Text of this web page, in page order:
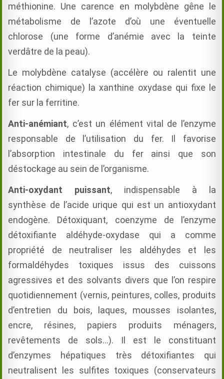
méthionine. Une carence en molybdène gêne le
métabolisme de l’azote d’où une éventuelle
chlorose (une forme d’anémie avec la teinte
verdâtre de la peau).
Le molybdène catalyse (accélère ou ralentit une
réaction chimique) la xanthine oxydase qui fixe le
fer sur la ferritine.
Anti-anémiant, c’est un élément vital de l’enzyme
responsable de l’utilisation du fer. Il favorise
l’absorption intestinale du fer ainsi que son
déstockage au sein de l’organisme.
Anti-oxydant puissant, indispensable à la
synthèse de l’acide urique qui est un antioxydant
endogène. Détoxiquant, coenzyme de l’enzyme
détoxifiante aldéhyde-oxydase qui a comme
propriété de neutraliser les aldéhydes et les
formaldéhydes toxiques issus des cuissons
agressives et des solvants divers que l’on respire
quotidiennement (vernis, peintures, colles, produits
d’entretien du bois, laques, mousses isolantes,
encre, résines, papiers produits ménagers,
revêtements de sols…). Il est le constituant
d’enzymes hépatiques très détoxifiantes qui
neutralisent les sulfites toxiques (conservateurs